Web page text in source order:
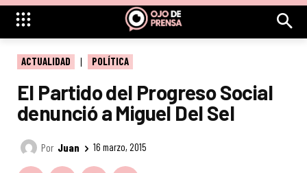
ACTUALIDAD POLÍTICA
El Partido del Progreso Social
denunció a Miguel Del Sel
Por Juan 16 marzo, 2015